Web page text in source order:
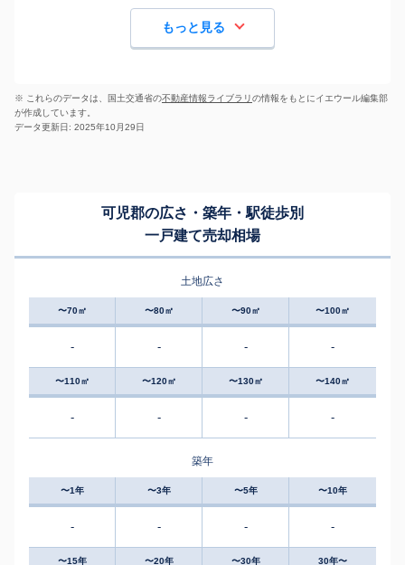
もっと見る
※ これらのデータは、国土交通省の不動産情報ライブラリの情報をもとにイエウール編集部
が作成しています。
データ更新日: 2025年10月29日
可児郡の広さ・築年・駅徒歩別
一戸建て売却相場
土地広さ
〜70㎡ 〜80㎡ 〜90㎡ 〜100㎡
- - - -
〜110㎡ 〜120㎡ 〜130㎡ 〜140㎡
- - - -
築年
〜1年 〜3年 〜5年 〜10年
- - - -
〜15年 〜20年 〜30年 30年〜